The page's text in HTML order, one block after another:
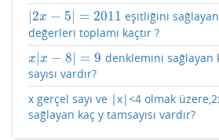
2x − 5 = 2011
|2x −5| = 2011 eşitliğini
değerleri toplamı kaçtır ?
x|x − 8| = 9
x| x− 8| =9
denklemini sağlayan
sayısı vardır?
x gerçel sayı ve |x|<4 olmak
sağlayan kaç y tamsayısı vardır?